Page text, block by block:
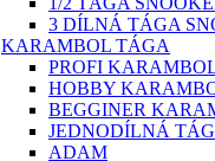
3 DÍLNÁ TÁGA
KARAMBOL TÁGA
PROFI
HOBBY
BEGGINER
JEDNODÍLNÁ
ADAM